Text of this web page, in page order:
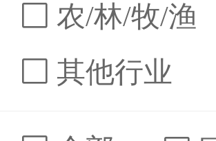
农/林/牧/渔
其他行业